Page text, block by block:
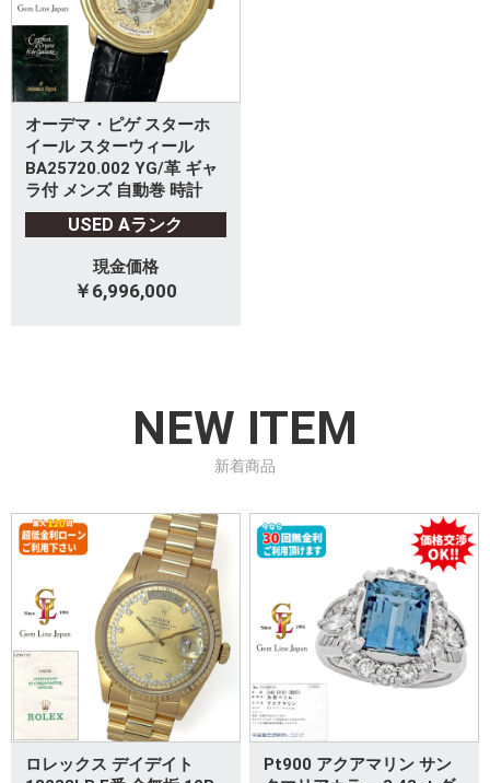
オーデマ・ピゲ スターホ
イール スターウィール
BA25720.002 YG/革 ギャ
ラ付 メンズ 自動巻 時計
USED Aランク
現金価格
￥6,996,000
NEW ITEM
新着商品
ロレックス デイデイト
Pt900 アクアマリン サン